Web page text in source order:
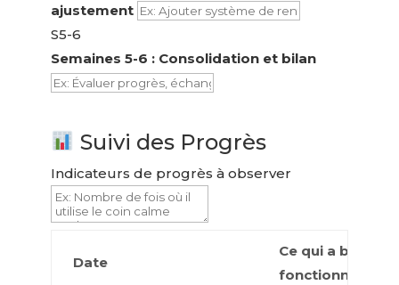
ajustement
S5-6
Semaines 5-6 : Consolidation et bilan
Suivi des Progrès
Indicateurs de progrès à observer
Date
Ce qui a bien
fonctionné